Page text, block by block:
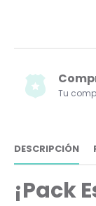
Tu
DESCRIPCIÓN
¡Pack